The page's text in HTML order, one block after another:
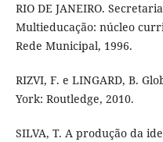
RIO DE JANEIRO.
Multieducação: núcleo
Rede Municipal, 1996.
RIZVI, F. e LINGARD, B.
York: Routledge, 2010.
SILVA, T. A produção da